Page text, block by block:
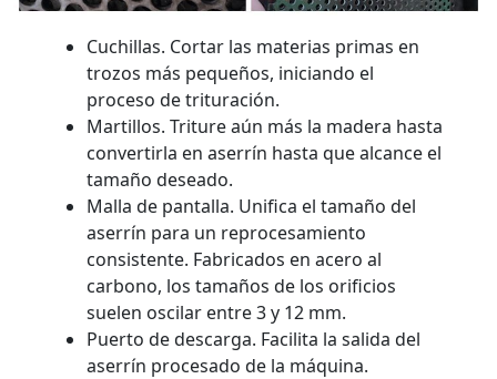
Cuchillas. Cortar las materias primas en
trozos más pequeños, iniciando el
proceso de trituración.
Martillos. Triture aún más la madera hasta
convertirla en aserrín hasta que alcance el
tamaño deseado.
Malla de pantalla. Unifica el tamaño del
aserrín para un reprocesamiento
consistente. Fabricados en acero al
carbono, los tamaños de los orificios
suelen oscilar entre 3 y 12 mm.
Puerto de descarga. Facilita la salida del
aserrín procesado de la máquina.